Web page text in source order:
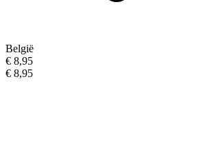
België
€ 8,95
€ 8,95